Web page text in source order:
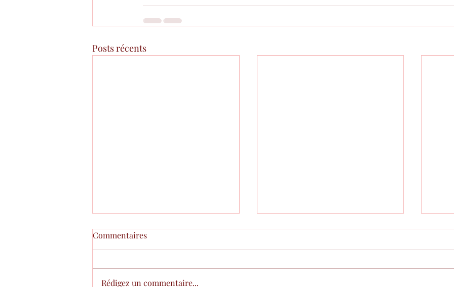
Posts récents
TVA
Commentaires
Rédigez un commentaire...